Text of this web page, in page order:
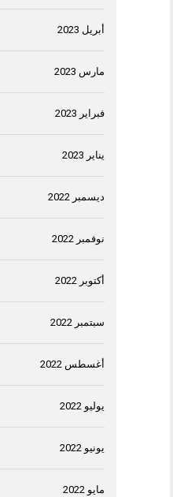
أبريل 2023
مارس 2023
فبراير 2023
يناير 2023
ديسمبر 2022
نوفمبر 2022
أكتوبر 2022
سبتمبر 2022
أغسطس 2022
يوليو 2022
يونيو 2022
مايو 2022